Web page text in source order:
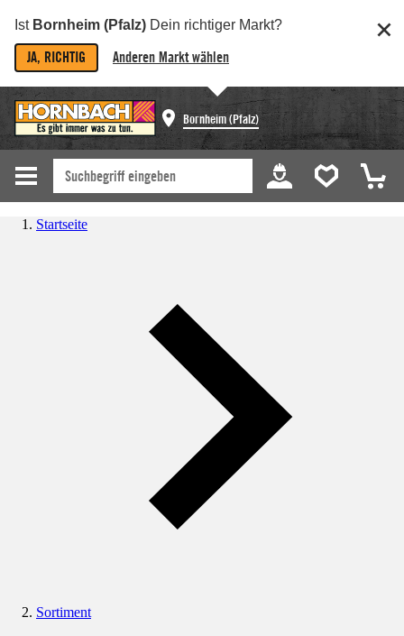
Ist Bornheim (Pfalz) Dein richtiger Markt?
JA, RICHTIG Anderen Markt wählen
Bornheim (Pfalz)
Startseite
Sortiment